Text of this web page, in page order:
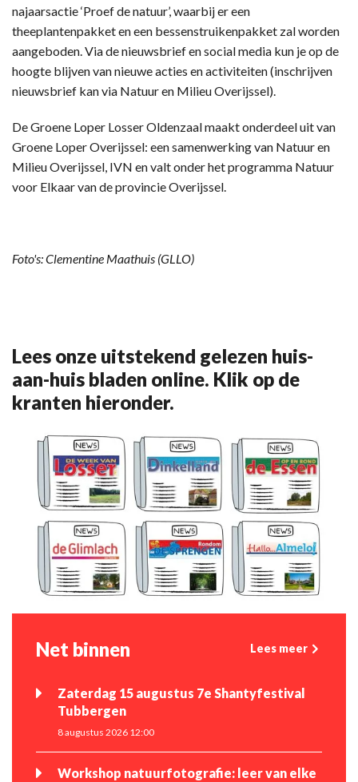
najaarsactie ‘Proef de natuur’, waarbij er een
theeplantenpakket en een bessenstruikenpakket zal worden
aangeboden. Via de nieuwsbrief en social media kun je op de
hoogte blijven van nieuwe acties en activiteiten (inschrijven
nieuwsbrief kan via Natuur en Milieu Overijssel).
De Groene Loper Losser Oldenzaal maakt onderdeel uit van
Groene Loper Overijssel: een samenwerking van Natuur en
Milieu Overijssel, IVN en valt onder het programma Natuur
voor Elkaar van de provincie Overijssel.
Foto's: Clementine Maathuis (GLLO)
Lees onze uitstekend gelezen huis-
aan-huis bladen online. Klik op de
kranten hieronder.
Net binnen Lees meer
Zaterdag 15 augustus 7e Shantyfestival
Tubbergen
8 augustus 2026 12:00
Workshop natuurfotografie: leer van elke